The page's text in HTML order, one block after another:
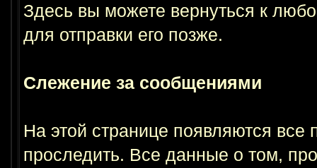
Здесь вы можете вернуться к
для отправки его позже.
Слежение за сообщениями
На этой странице появляются
проследить. Все данные о том,